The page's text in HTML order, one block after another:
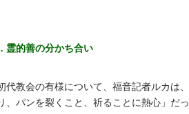
霊的善の分かち合い
代教会の有様について、福音記者ルカは
、パンを裂くこと、祈ることに熱心」だ